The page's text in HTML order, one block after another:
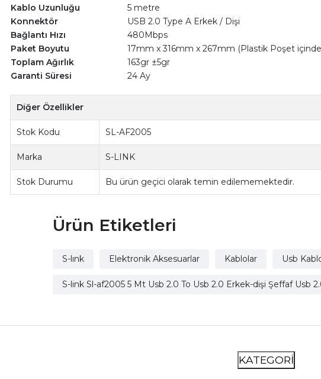
Kablo Uzunluğu
5 metre
Konnektör
USB 2.0 Type A Erkek / Dişi
Bağlantı Hızı
480Mbps
Paket Boyutu
17mm x 316mm x 267mm (Plastik Poşet
Toplam Ağırlık
163gr ±5gr
Garanti Süresi
24 Ay
Diğer Özellikler
Stok Kodu SL-AF2005
Marka S-LINK
Stok Durumu Bu ürün geçici olarak temin edilememektedir.
Ürün Etiketleri
S-lınk Elektronik Aksesuarlar Kablolar Usb
S-link Sl-af2005 5 Mt Usb 2.0 To Usb 2.0 Erkek-dişi Şeffaf Usb
KATEGORİ